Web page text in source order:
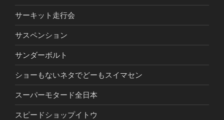
サーキット走行会
サスペンション
サンダーボルト
ショーもないネタでどーもスイマセン
スーパーモタード全日本
スピードショップイトウ